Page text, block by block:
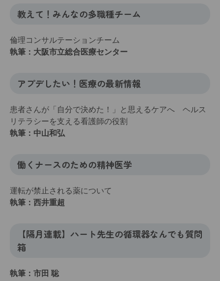
教えて！みんなの多職種チーム
倫理コンサルテーションチーム
執筆：大阪市立総合医療センター
アプデしたい！医療の最新情報
患者さんが「自分で決めた！」と思えるケアへ ヘルス
リテラシーを支える看護師の役割
執筆：中山和弘
働くナースのための精神医学
運転が禁止される薬について
執筆：西井重超
【隔月連載】ハート先生の循環器なんでも質問
箱
執筆：市田 聡